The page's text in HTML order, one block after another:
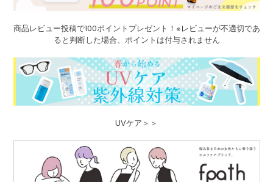
商品レビュー投稿で100ポイントプレゼント！※レビューが不適切であ
ると判断した場合、ポイントは付与されません
UVケア＞＞